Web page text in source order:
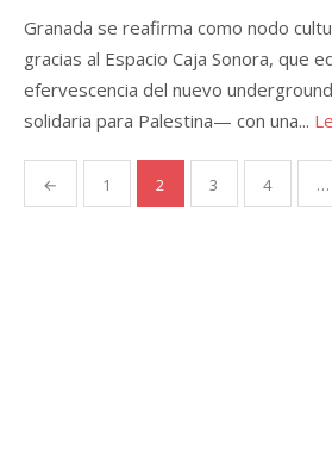
Granada se reafirma como nodo
gracias al Espacio Caja Sonora, que
efervescencia del nuevo
solidaria para Palestina— con una...
Paginación
de
← 1 2 3 4 …